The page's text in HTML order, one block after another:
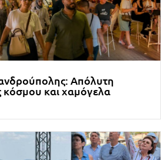
Απόλυτη
κόσμου και χαμόγελα